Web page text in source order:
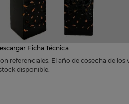
Ficha Técnica
referenciales. El año de cosecha de los
disponible.
10 . petirrojo